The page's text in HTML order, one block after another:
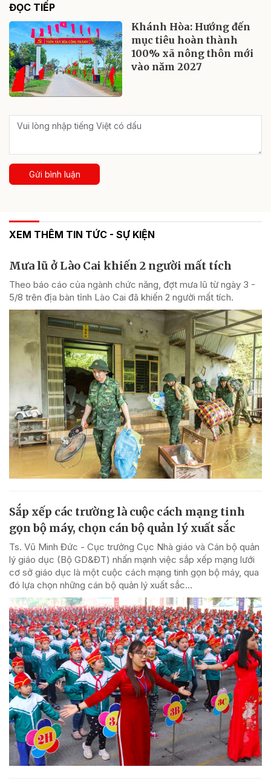
ĐỌC TIẾP
Khánh Hòa: Hướng đến
mục tiêu hoàn thành
100% xã nông thôn mới
vào năm 2027
Gửi bình luận
XEM THÊM TIN TỨC - SỰ KIỆN
Mưa lũ ở Lào Cai khiến 2 người mất tích
Theo báo cáo của ngành chức năng, đợt mưa lũ từ ngày 3 -
5/8 trên địa bàn tỉnh Lào Cai đã khiến 2 người mất tích.
Sắp xếp các trường là cuộc cách mạng tinh
gọn bộ máy, chọn cán bộ quản lý xuất sắc
Ts. Vũ Minh Đức - Cục trưởng Cục Nhà giáo và Cán bộ quản
lý giáo dục (Bộ GD&ĐT) nhấn mạnh việc sắp xếp mạng lưới
cơ sở giáo dục là một cuộc cách mạng tinh gọn bộ máy, qua
đó lựa chọn những cán bộ quản lý xuất sắc...